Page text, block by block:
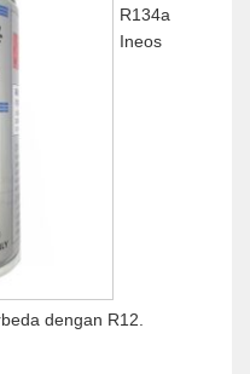
R134a
Ineos
dengan R12.